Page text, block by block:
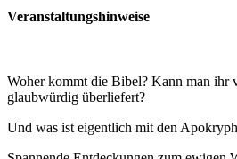
Veranstaltungshinweise
Woher kommt die Bibel? Kann man ihr
glaubwürdig überliefert?
Und was ist eigentlich mit den